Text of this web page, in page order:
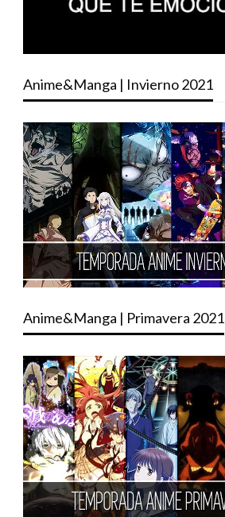
Anime&Manga | Invierno 2021
Anime&Manga | Primavera 2021